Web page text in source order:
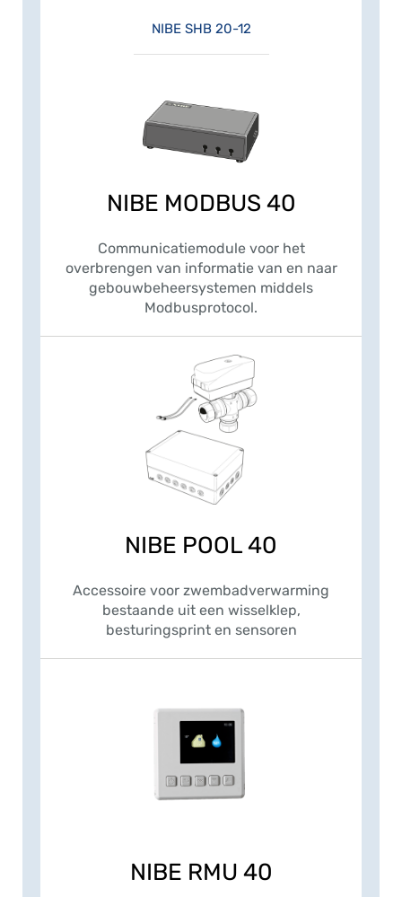
NIBE SHB 20-12
NIBE MODBUS 40
Communicatiemodule voor het
overbrengen van informatie van en naar
gebouwbeheersystemen middels
Modbusprotocol.
NIBE POOL 40
Accessoire voor zwembadverwarming
bestaande uit een wisselklep,
besturingsprint en sensoren
NIBE RMU 40